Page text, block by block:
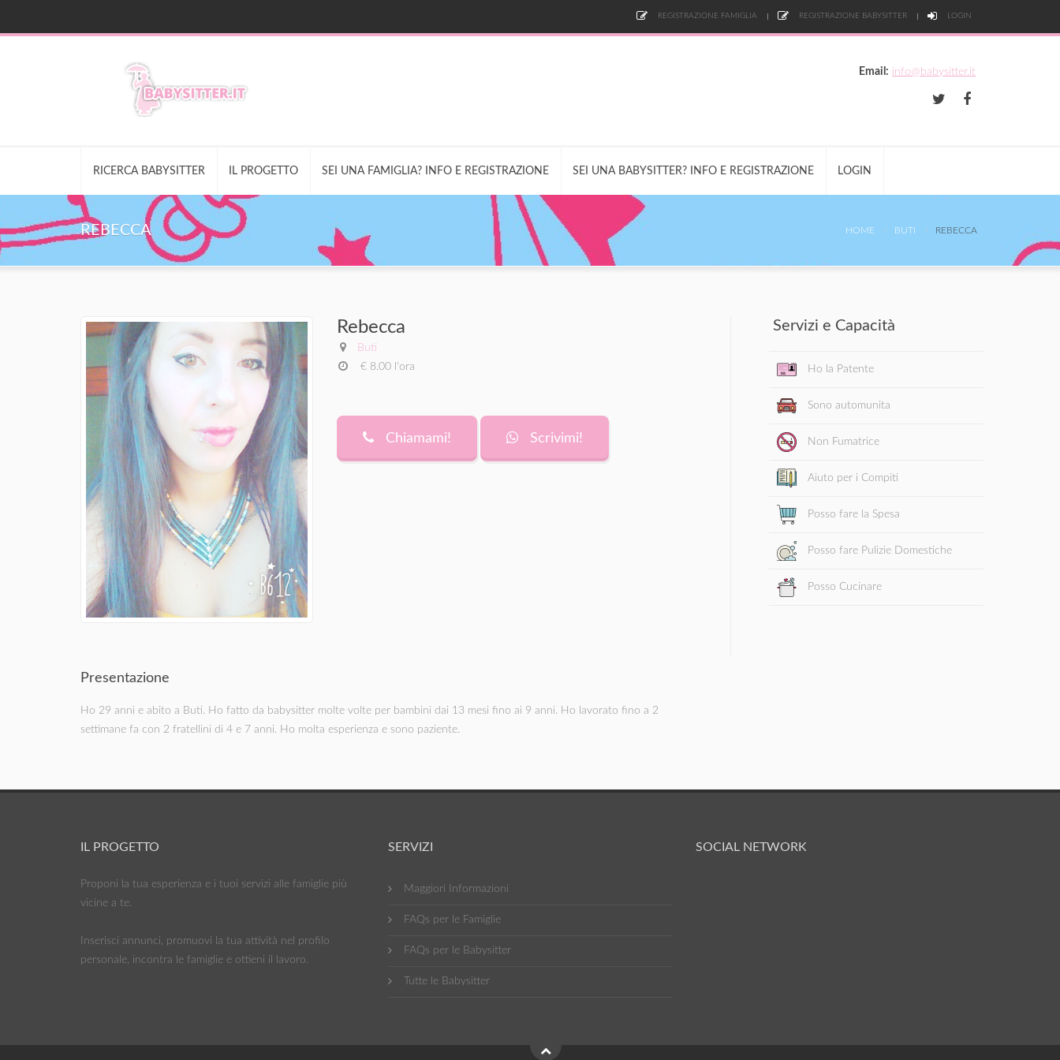
REGISTRAZIONE FAMIGLIA REGISTRAZIONE BABYSITTER LOGIN
Email: info@babysitter.it
RICERCA BABYSITTER IL PROGETTO SEI UNA FAMIGLIA? INFO E REGISTRAZIONE SEI UNA BABYSITTER? INFO E REGISTRAZIONE LOGIN
REBECCA HOME BUTI REBECCA
Rebecca
Buti
€ 8.00 l'ora
Chiamami! Scrivimi!
Presentazione
Ho 29 anni e abito a Buti. Ho fatto da babysitter molte volte per bambini dai 13 mesi fino ai 9 anni. Ho lavorato fino a 2
settimane fa con 2 fratellini di 4 e 7 anni. Ho molta esperienza e sono paziente.
Servizi e Capacità
Ho la Patente
Sono automunita
Non Fumatrice
Aiuto per i Compiti
Posso fare la Spesa
Posso fare Pulizie Domestiche
Posso Cucinare
IL PROGETTO
Proponi la tua esperienza e i tuoi servizi alle famiglie più
vicine a te.
Inserisci annunci, promuovi la tua attività nel profilo
personale, incontra le famiglie e ottieni il lavoro.
SERVIZI
Maggiori Informazioni
FAQs per le Famiglie
FAQs per le Babysitter
Tutte le Babysitter
SOCIAL NETWORK